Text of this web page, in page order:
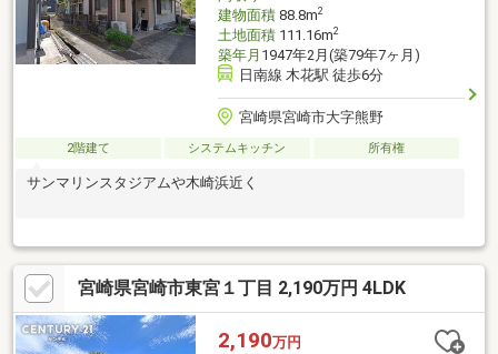
建物面積88.8m2
土地面積111.16m2
築年月 1947年2月(築79年7ヶ月)
日南線 木花駅 徒歩6分
宮崎県宮崎市大字熊野
2階建て システムキッチン 所有権
サンマリンスタジアムや木崎浜近く
宮崎県宮崎市東宮１丁目 2,190万円 4LDK
2,190万円